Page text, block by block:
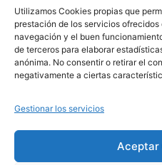
Utilizamos Cookies propias que
prestación de los servicios ofrecidos
navegación y el buen
de terceros para elaborar
anónima. No consentir o retirar el
negativamente a ciertas
Gestionar los servicios
Aceptar
© 2020, Fundación Alba